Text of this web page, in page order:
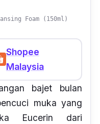
Foam (150ml)
Shopee
Malaysia
bajet bulan
muka yang
Eucerin dari